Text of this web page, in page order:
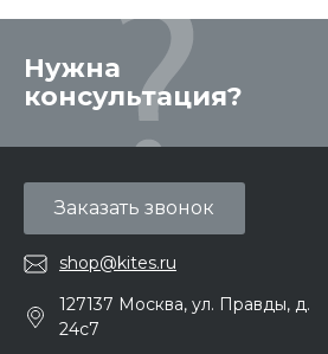
Нужна
консультация?
Заказать звонок
shop@kites.ru
127137 Москва, ул. Правды, д.
24с7